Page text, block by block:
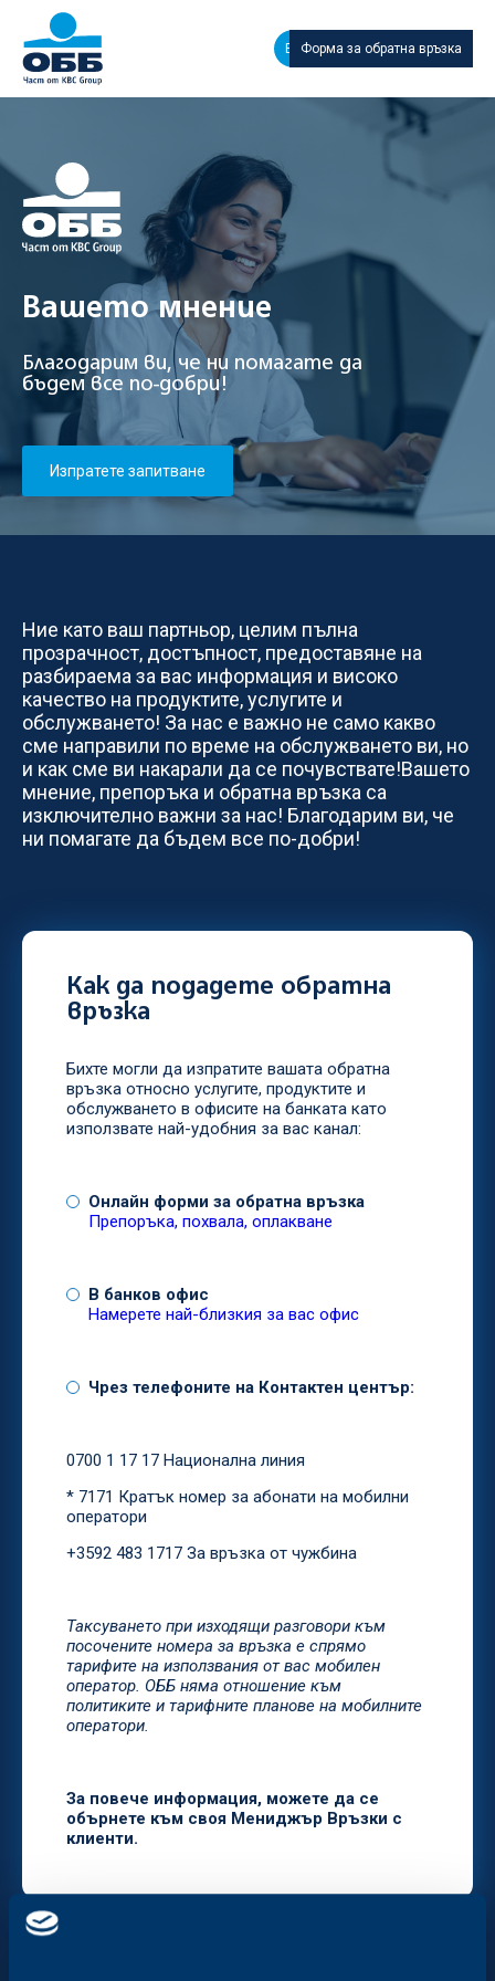
Форма за обратна връзка
EN
Вашето мнение
Благодарим ви, че ни помагате да
бъдем все по-добри!
Изпратете запитване
Ние като ваш партньор, целим пълна
прозрачност, достъпност, предоставяне на
разбираема за вас информация и високо
качество на продуктите, услугите и
обслужването! За нас е важно не само какво
сме направили по време на обслужването ви, но
и как сме ви накарали да се почувствате!Вашето
мнение, препоръка и обратна връзка са
изключително важни за нас! Благодарим ви, че
ни помагате да бъдем все по-добри!
Как да подадете обратна
връзка
Бихте могли да изпратите вашата обратна
връзка относно услугите, продуктите и
обслужването в офисите на банката като
използвате най-удобния за вас канал:
Онлайн форми за обратна връзка
Препоръка, похвала, оплакване
В банков офис
Намерете най-близкия за вас офис
Чрез телефоните на Контактен център:
0700 1 17 17 Национална линия
* 7171 Кратък номер за абонати на мобилни
оператори
+3592 483 1717 За връзка от чужбина
Таксуването при изходящи разговори към
посочените номера за връзка е спрямо
тарифите на използвания от вас мобилен
оператор. ОББ няма отношение към
политиките и тарифните планове на мобилните
оператори.
За повече информация, можете да се
обърнете към своя Мениджър Връзки с
клиенти.